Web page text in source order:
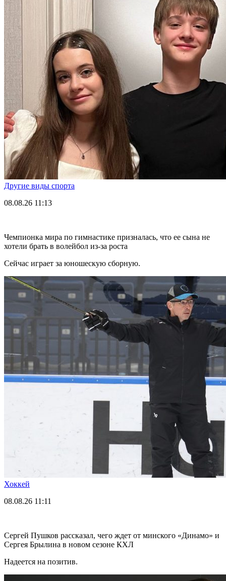
Другие виды спорта
08.08.26 11:13
Чемпионка мира по гимнастике призналась, что ее сына не
хотели брать в волейбол из-за роста
Сейчас играет за юношескую сборную.
Хоккей
08.08.26 11:11
Сергей Пушков рассказал, чего ждет от минского «Динамо» и
Сергея Брылина в новом сезоне КХЛ
Надеется на позитив.